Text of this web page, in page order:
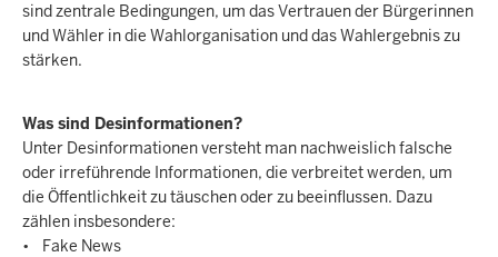
sind zentrale Bedingungen, um das Vertrauen der Bürgerinnen
und Wähler in die Wahlorganisation und das Wahlergebnis zu
stärken.
Was sind Desinformationen?
Unter Desinformationen versteht man nachweislich falsche
oder irreführende Informationen, die verbreitet werden, um
die Öffentlichkeit zu täuschen oder zu beeinflussen. Dazu
zählen insbesondere:
• Fake News